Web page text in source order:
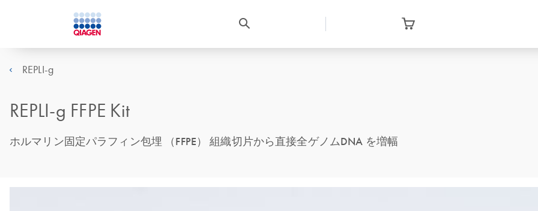
REPLI-g
REPLI-g FFPE Kit
ホルマリン固定パラフィン包埋 （FFPE） 組織切片から直接全ゲノムDNA を増幅